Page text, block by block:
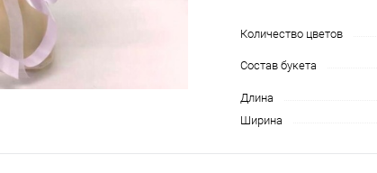
Количество цветов
Состав букета
Длина
Ширина